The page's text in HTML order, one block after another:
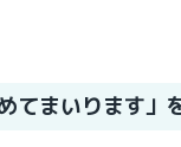
てまいります」